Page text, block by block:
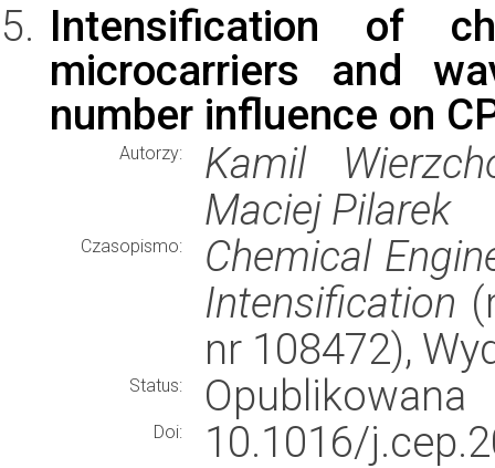
Intensification of
microcarriers and
number influence on
Autorzy:
Kamil
Maciej Pilarek
Czasopismo:
Chemical
Intensification
nr 108472),
Status: Opublikowana
Doi:
10.1016/